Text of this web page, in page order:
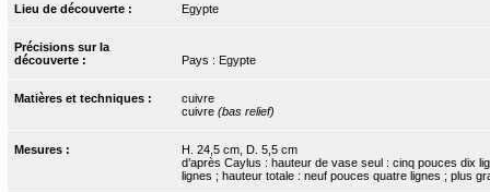
Lieu de découverte : Egypte
Précisions sur la
découverte :
Pays : Egypte
Matières et techniques :
cuivre
cuivre (bas relief)
Mesures :
H. 24,5 cm, D. 5,5 cm
d’après Caylus : hauteur de vase seul : cinq pouces dix
lignes ; hauteur totale : neuf pouces quatre lignes ; plus